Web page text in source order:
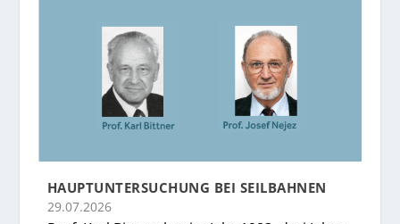
HAUPTUNTERSUCHUNG BEI SEILBAHNEN
29.07.2026